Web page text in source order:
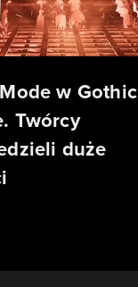
w Gothic
Twórcy
duże